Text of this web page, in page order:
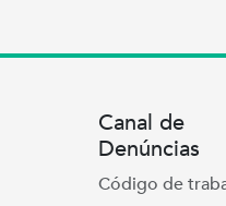
Canal de
Denúncias
Código de